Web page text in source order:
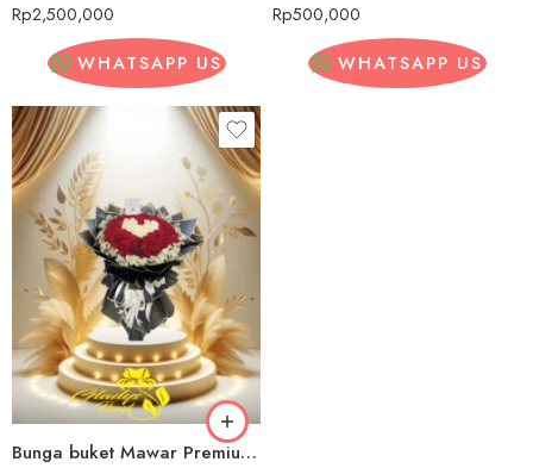
Rp2,500,000
WHATSAPP US
Rp500,000
WHATSAPP US
Bunga buket Mawar Premium Pariaman